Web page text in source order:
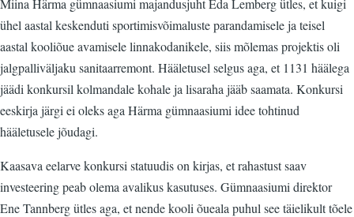
Miina Härma gümnaasiumi majandusjuht Eda Lemberg ütles, et kuigi
ühel aastal keskenduti sportimisvõimaluste parandamisele ja teisel
aastal kooliõue avamisele linnakodanikele, siis mõlemas projektis oli
jalgpalliväljaku sanitaarremont. Hääletusel selgus aga, et 1131 häälega
jäädi konkursil kolmandale kohale ja lisaraha jääb saamata. Konkursi
eeskirja järgi ei oleks aga Härma gümnaasiumi idee tohtinud
hääletusele jõudagi.
Kaasava eelarve konkursi statuudis on kirjas, et rahastust saav
investeering peab olema avalikus kasutuses. Gümnaasiumi direktor
Ene Tannberg ütles aga, et nende kooli õueala puhul see täielikult tõele